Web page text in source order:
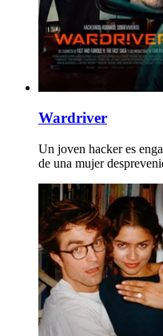
Wardriver
Un joven hacker es
de una mujer